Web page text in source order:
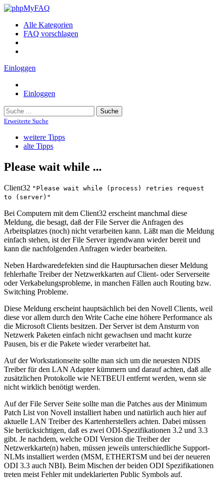
Alle Kategorien
FAQ vorschlagen
Einloggen
Einloggen
Suche
Erweiterte Suche
weitere Tipps
alte Tipps
Please wait while ...
Client32 "Please wait while (process) retries request
to (server)"
Bei Computern mit dem Client32 erscheint manchmal diese
Meldung, die besagt, daß der File Server die Anfragen des
Arbeitsplatzes (noch) nicht verarbeiten kann. Läßt man die Meldung
einfach stehen, ist der File Server irgendwann wieder bereit und
kann die nachfolgenden Anfragen wieder bearbeiten.
Neben Hardwaredefekten sind die Hauptursachen dieser Meldung
fehlerhafte Treiber der Netzwerkkarten auf Client- oder Serverseite
oder Verkabelungsprobleme, in manchen Fällen auch Routing bzw.
Switching Probleme.
Diese Meldung erscheint hauptsächlich bei den Novell Clients, weil
diese vor allem durch den Write Cache eine höhere Performance als
die Microsoft Clients besitzen. Der Server ist dem Ansturm von
Netzwerk Paketen einfach nicht gewachsen und macht kurze
Pausen, bis er die Pakete wieder verarbeitet hat.
Auf der Workstationseite sollte man sich um die neuesten NDIS
Treiber für den LAN Adapter kümmern und darauf achten, daß alle
zusätzlichen Protokolle wie NETBEUI entfernt werden, wenn sie
nicht wirklich benötigt werden.
Auf der File Server Seite sollte man die Patches aus der Minimum
Patch List von Novell installiert haben und natürlich auch hier auf
aktuelle LAN Treiber des Kartenherstellers achten. Dabei müssen
Sie berücksichtigen, daß es zwei ODI-Spezifikationen 3.2 und 3.3
gibt. Je nachdem, welche ODI Version die Treiber der
Netzwerkkarte(n) haben, müssen jeweils unterschiedliche Support-
NLMs installiert werden (MSM, ETHERTSM und bei der neueren
ODI 3.3 auch NBI). Beim Mischen der beiden ODI Spezifikationen
treten meist Fehler mit undeklarierten Public Symbols auf.